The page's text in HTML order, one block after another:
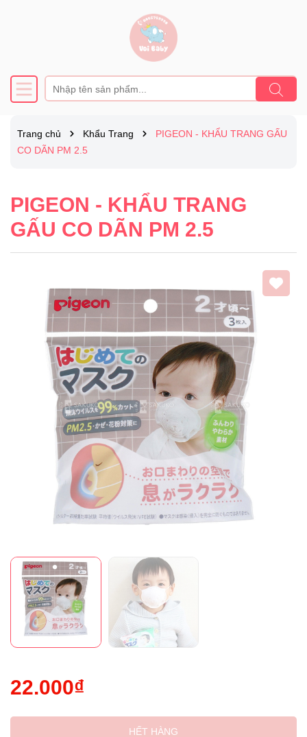
Trang chủ Khẩu Trang
PIGEON - KHẨU TRANG GẤU
CO DÃN PM 2.5
PIGEON - KHẨU TRANG
GẤU CO DÃN PM 2.5
22.000₫
HẾT HÀNG
Mã giảm giá:
Ngày hết hạn: